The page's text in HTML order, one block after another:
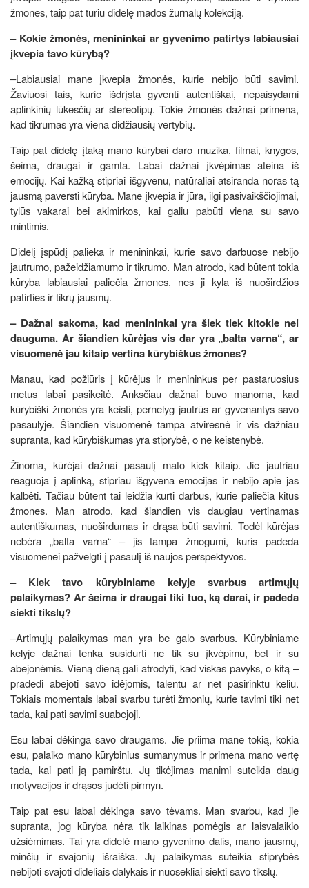
žmones, taip pat turiu didelę mados žurnalų kolekciją.
– Kokie žmonės, menininkai ar gyvenimo patirtys labiausiai
įkvepia tavo kūrybą?
–Labiausiai mane įkvepia žmonės, kurie nebijo būti savimi.
Žaviuosi tais, kurie išdrįsta gyventi autentiškai, nepaisydami
aplinkinių lūkesčių ar stereotipų. Tokie žmonės dažnai primena,
kad tikrumas yra viena didžiausių vertybių.
Taip pat didelę įtaką mano kūrybai daro muzika, filmai, knygos,
šeima, draugai ir gamta. Labai dažnai įkvėpimas ateina iš
emocijų. Kai kažką stipriai išgyvenu, natūraliai atsiranda noras tą
jausmą paversti kūryba. Mane įkvepia ir jūra, ilgi pasivaikščiojimai,
tylūs vakarai bei akimirkos, kai galiu pabūti viena su savo
mintimis.
Didelį įspūdį palieka ir menininkai, kurie savo darbuose nebijo
jautrumo, pažeidžiamumo ir tikrumo. Man atrodo, kad būtent tokia
kūryba labiausiai paliečia žmones, nes ji kyla iš nuoširdžios
patirties ir tikrų jausmų.
– Dažnai sakoma, kad menininkai yra šiek tiek kitokie nei
dauguma. Ar šiandien kūrėjas vis dar yra „balta varna“, ar
visuomenė jau kitaip vertina kūrybiškus žmones?
Manau, kad požiūris į kūrėjus ir menininkus per pastaruosius
metus labai pasikeitė. Anksčiau dažnai buvo manoma, kad
kūrybiški žmonės yra keisti, pernelyg jautrūs ar gyvenantys savo
pasaulyje. Šiandien visuomenė tampa atviresnė ir vis dažniau
supranta, kad kūrybiškumas yra stiprybė, o ne keistenybė.
Žinoma, kūrėjai dažnai pasaulį mato kiek kitaip. Jie jautriau
reaguoja į aplinką, stipriau išgyvena emocijas ir nebijo apie jas
kalbėti. Tačiau būtent tai leidžia kurti darbus, kurie paliečia kitus
žmones. Man atrodo, kad šiandien vis daugiau vertinamas
autentiškumas, nuoširdumas ir drąsa būti savimi. Todėl kūrėjas
nebėra „balta varna“ – jis tampa žmogumi, kuris padeda
visuomenei pažvelgti į pasaulį iš naujos perspektyvos.
– Kiek tavo kūrybiniame kelyje svarbus artimųjų
palaikymas? Ar šeima ir draugai tiki tuo, ką darai, ir padeda
siekti tikslų?
–Artimųjų palaikymas man yra be galo svarbus. Kūrybiniame
kelyje dažnai tenka susidurti ne tik su įkvėpimu, bet ir su
abejonėmis. Vieną dieną gali atrodyti, kad viskas pavyks, o kitą –
pradedi abejoti savo idėjomis, talentu ar net pasirinktu keliu.
Tokiais momentais labai svarbu turėti žmonių, kurie tavimi tiki net
tada, kai pati savimi suabejoji.
Esu labai dėkinga savo draugams. Jie priima mane tokią, kokia
esu, palaiko mano kūrybinius sumanymus ir primena mano vertę
tada, kai pati ją pamirštu. Jų tikėjimas manimi suteikia daug
motyvacijos ir drąsos judėti pirmyn.
Taip pat esu labai dėkinga savo tėvams. Man svarbu, kad jie
supranta, jog kūryba nėra tik laikinas pomėgis ar laisvalaikio
užsiėmimas. Tai yra didelė mano gyvenimo dalis, mano jausmų,
minčių ir svajonių išraiška. Jų palaikymas suteikia stiprybės
nebijoti svajoti dideliais dalykais ir nuosekliai siekti savo tikslų.